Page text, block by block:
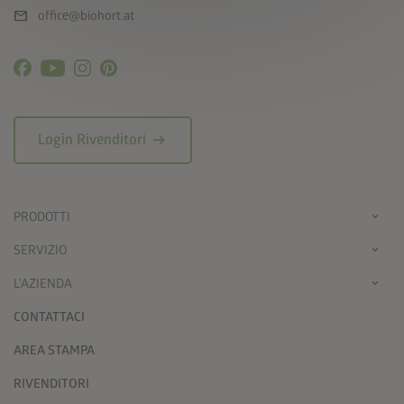
mail office@biohort.at
Login Rivenditori arrow_right_alt
PRODOTTI
SERVIZIO
L'AZIENDA
CONTATTACI
AREA STAMPA
RIVENDITORI